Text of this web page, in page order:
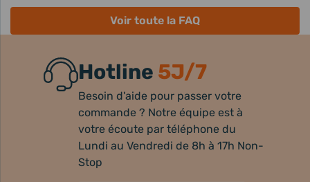
Voir toute la FAQ
Hotline 5J/7
Besoin d'aide pour passer votre
commande ? Notre équipe est à
votre écoute par téléphone du
Lundi au Vendredi de 8h à 17h Non-
Stop